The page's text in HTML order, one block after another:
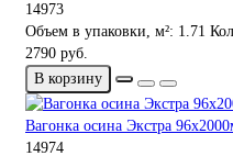
14973
Объем в упаковки, м²: 1.71
2790 руб.
В корзину
Вагонка осина Экстра
14974